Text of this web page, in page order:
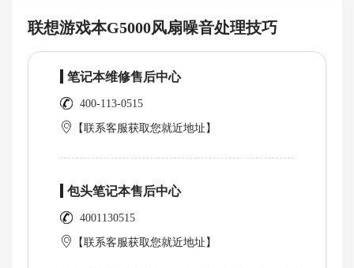
联想游戏本G5000风扇噪音处理技巧
笔记本维修售后中心
400-113-0515
【联系客服获取您就近地址】
包头笔记本售后中心
4001130515
【联系客服获取您就近地址】